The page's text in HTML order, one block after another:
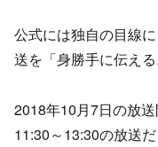
公式には独自の目線
送を「身勝手に伝え
2018年10月7日の放
11:30～13:30の放送